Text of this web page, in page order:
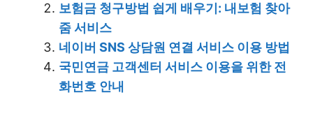
보험금 청구방법 쉽게 배우기: 내보험 찾아
줌 서비스
네이버 SNS 상담원 연결 서비스 이용 방법
국민연금 고객센터 서비스 이용을 위한 전
화번호 안내